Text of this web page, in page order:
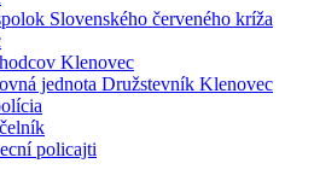
Slovenského červeného kríža
Klenovec
jednota Družstevník Klenovec
policajti